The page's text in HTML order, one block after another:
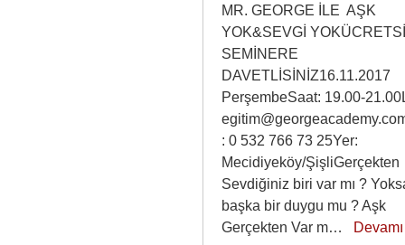
MR. GEORGE İLE AŞK
YOK&SEVGİ
SEMİNERE
DAVETLİSİNİZ16.11.2017
PerşembeSaat: 19.00-
: 0 532 766 73 25Yer:
Mecidiyeköy/ŞişliGerçekten
Sevdiğiniz biri var mı ?
başka bir duygu mu ? Aşk
Gerçekten Var m… Devamı